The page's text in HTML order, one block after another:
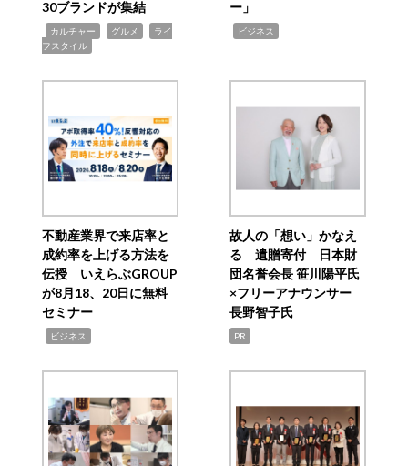
30ブランドが集結
カルチャー グルメ
ライ
フスタイル
ー」
ビジネス
不動産業界で来店率と
成約率を上げる方法を
伝授 いえらぶGROUP
が8月18、20日に無料
セミナー
ビジネス
故人の「想い」かなえ
る 遺贈寄付 日本財
団名誉会長 笹川陽平氏
×フリーアナウンサー
長野智子氏
PR